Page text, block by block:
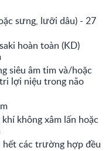
sưng, lưỡi dâu) - 27
hoàn toàn (KD)
siêu âm tim và/hoặc
lợi niệu trong não
không xâm lấn hoặc
các trường hợp đều